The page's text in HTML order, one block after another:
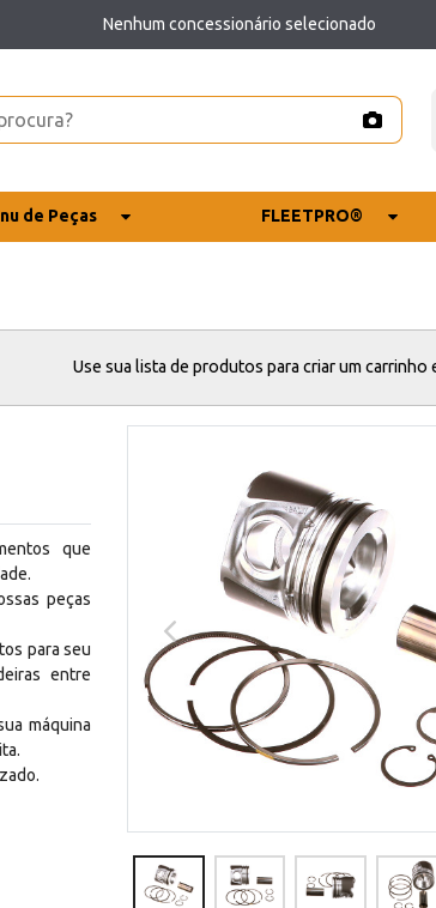
Nenhum concessionário selecionado
de Peças FLEETPRO®
Use sua lista de produtos para criar um carrinho
que
peças
para seu
entre
máquina